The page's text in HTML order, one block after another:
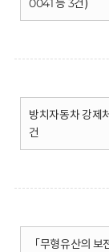
0041 등 3건)
방치자동차 강제
건
「무형유산의